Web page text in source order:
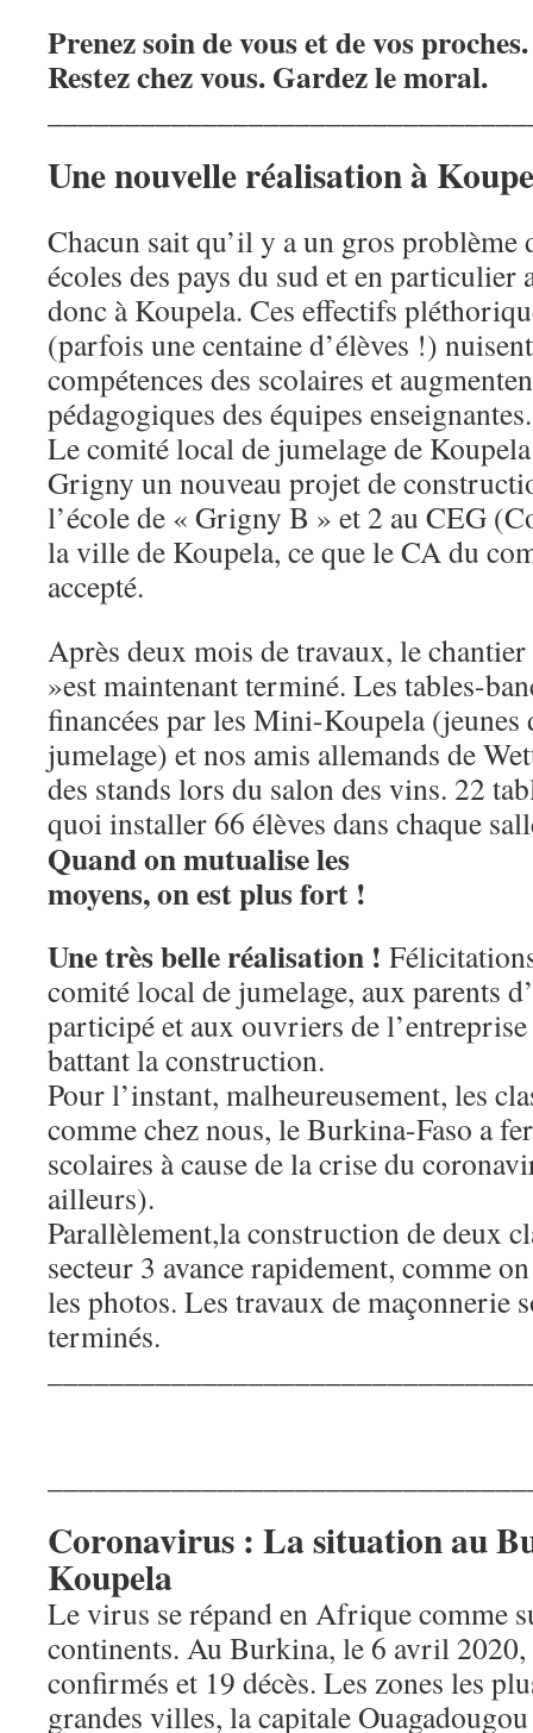
Prenez soin de vous et de vos
Restez chez vous. Gardez le moral.
Une nouvelle réalisation à
Chacun sait qu’il y a un gros problème
écoles des pays du sud et en particulier
donc à Koupela. Ces effectifs
(parfois une centaine d’élèves !)
compétences des scolaires et
pédagogiques des équipes enseignantes.
Le comité local de jumelage de
Grigny un nouveau projet de
l’école de « Grigny B » et 2 au CEG
la ville de Koupela, ce que le CA du
accepté.
Après deux mois de travaux, le
»est maintenant terminé. Les tables-
financées par les Mini-Koupela (jeunes
jumelage) et nos amis allemands de
des stands lors du salon des vins. 22
quoi installer 66 élèves dans chaque
Quand on mutualise les
moyens, on est plus fort !
Une très belle réalisation !
comité local de jumelage, aux parents
participé et aux ouvriers de
battant la construction.
Pour l’instant, malheureusement, les
comme chez nous, le Burkina-Faso a
scolaires à cause de la crise du
ailleurs).
Parallèlement,la construction de deux
secteur 3 avance rapidement, comme
les photos. Les travaux de maçonnerie
terminés.
Coronavirus : La situation au
Koupela
Le virus se répand en Afrique comme
continents. Au Burkina, le 6 avril
confirmés et 19 décès. Les zones les
grandes villes, la capitale